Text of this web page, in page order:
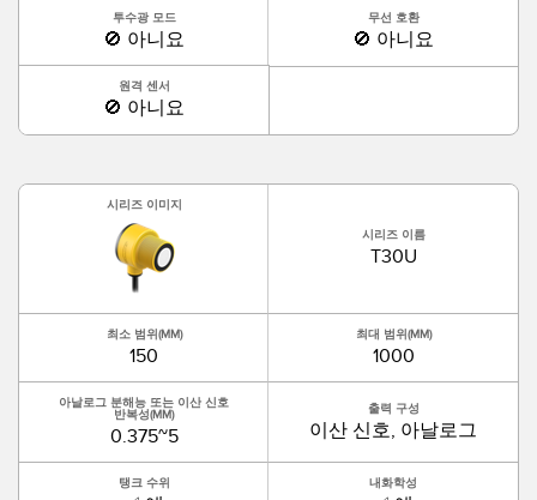
투수광 모드
🚫 아니요
무선 호환
🚫 아니요
원격 센서
🚫 아니요
시리즈 이미지
시리즈 이름
T30U
최소 범위(MM)
150
최대 범위(MM)
1000
아날로그 분해능 또는 이산 신호
반복성(MM)
0.375~5
출력 구성
이산 신호, 아날로그
탱크 수위 내화학성